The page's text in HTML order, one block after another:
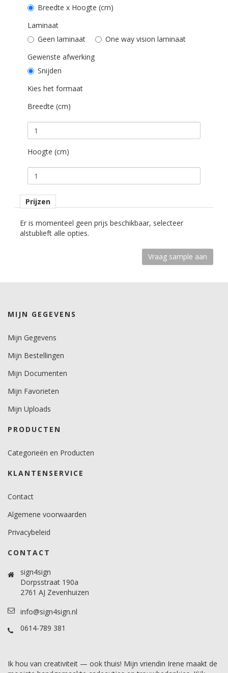
PVC vrij
Brandveiligheidscertificaat
Bijpassend laminaat
Latex
Maximale printbreedte uit 1 deel
Minimale afmeting is 3 x 3 cm.
Minimale afname voor dit product is 0.50 m2
Window graphics voor korte looptijd.
Droog plakken.
Tip, houd er rekening mee dat de prints minder krachtig zijn
door de open gaatjesstructuur.
Breng extra contrast in jouw ontwerp voor een perfect
eindresultaat en vermijd kleine teksten en/of details.
Breedte x Hoogte (cm)
Laminaat
Geen laminaat
One way vision laminaat
Gewenste afwerking
Snijden
Kies het formaat
Breedte (cm)
Hoogte (cm)
Prijzen
Er is momenteel geen prijs beschikbaar, selecteer
alstublieft alle opties.
MIJN GEGEVENS
Mijn Gegevens
Mijn Bestellingen
Mijn Documenten
Mijn Favorieten
Mijn Uploads
PRODUCTEN
Categorieën en Producten
KLANTENSERVICE
Contact
Algemene voorwaarden
Privacybeleid
CONTACT
sign4sign
Dorpsstraat 190a
2761 AJ Zevenhuizen
info@sign4sign.nl
0614-789 381
Ik hou van creativiteit — ook thuis! Mijn vriendin Irene maakt de